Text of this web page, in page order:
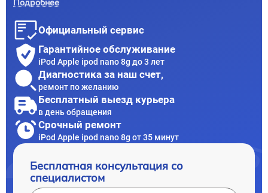
Подробнее
Официальный сервис
Гарантийное обслуживание
iPod Apple ipod nano 8g до 3 лет
Диагностика за наш счет,
ремонт по желанию
Бесплатный выезд курьера
в день обращения
Срочный ремонт
iPod Apple ipod nano 8g от 35 минут
Бесплатная консультация со
специалистом